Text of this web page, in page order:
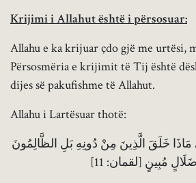
Krijimi i Allahut është i përsosuar:
Allahu e ka krijuar çdo gjë me urtësi,
Përsosmëria e krijimit të Tij është
dijes së pakufishme të Allahut.
Allahu i Lartësuar thotë:
مَاذَا خَلَقَ الَّذِينَ مِنْ دُونِهِ بَلِ الظَّالِمُونَ
مُبِينٍ [لقمان: 11]